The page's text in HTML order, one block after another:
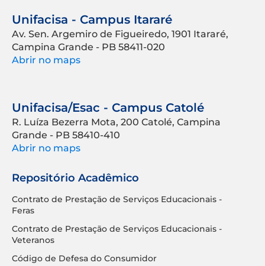
Unifacisa - Campus Itararé
Av. Sen. Argemiro de Figueiredo, 1901 Itararé,
Campina Grande - PB 58411-020
Abrir no maps
Unifacisa/Esac - Campus Catolé
R. Luíza Bezerra Mota, 200 Catolé, Campina
Grande - PB 58410-410
Abrir no maps
Repositório Acadêmico
Contrato de Prestação de Serviços Educacionais -
Feras
Contrato de Prestação de Serviços Educacionais -
Veteranos
Código de Defesa do Consumidor